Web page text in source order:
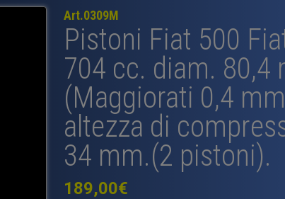
Art.0309M
Pistoni Fiat 500
704 cc. diam. 80,4
(Maggiorati 0,4
altezza di
34 mm.(2 pistoni).
189,00€